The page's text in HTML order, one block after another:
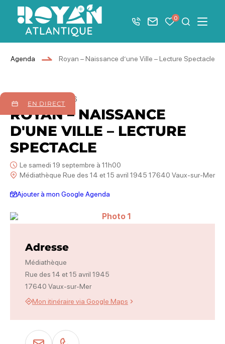
Afficher la barre de navigation du mode éco
Royan Atlantique
+33 5 46 08 21 00
Nous contacter
Mes favoris
0 JeMenu
Agenda Royan – Naissance d’une Ville – Lecture Spectacle
EN DIRECT
19 septembre 2026
ROYAN – NAISSANCE
D'UNE VILLE – LECTURE
SPECTACLE
Le samedi 19 septembre à 11h00
Médiathèque Rue des 14 et 15 avril 1945 17640 Vaux-sur-Mer
Ajouter à mon Google Agenda
Photo 1
Adresse
Médiathèque
Rue des 14 et 15 avril 1945
17640 Vaux-sur-Mer
Mon itinéraire via Google Maps